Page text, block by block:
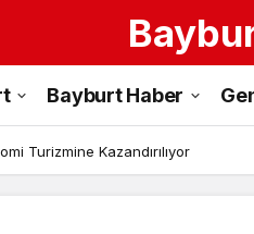
Bayburt Haber
Turizmine Kazandırılıyor